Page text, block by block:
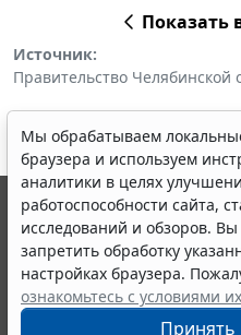
Показать
Источник:
Правительство Челябинской
Мы обрабатываем
браузера и используем
аналитики в целях
работоспособности сайта,
исследований и обзоров.
запретить обработку
настройках браузера.
ознакомьтесь с условиями
Принять
© ООО "НПП "ГАРАНТ-
выпускается с 1990 года.
являются участниками
информации ГАРАНТ.
Портал ГАРАНТ.РУ